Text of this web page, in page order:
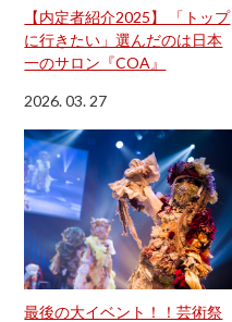
【内定者紹介2025】 「トップ
に行きたい」選んだのは日本
一のサロン『COA』
2026. 03. 27
最後の大イベント！！芸術祭